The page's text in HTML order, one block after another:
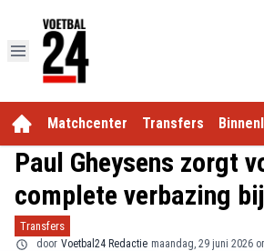
Matchcenter Transfers
Paul Gheysens zorgt
complete verbazing
Transfers
door Voetbal24 Redactie maandag, 29 juni 2026